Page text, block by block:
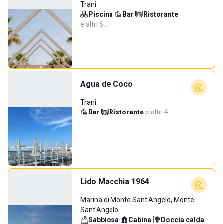
Trani
Piscina· Bar· Ristorante·
e altri 6…
Agua de Coco
Trani
Bar· Ristorante·e altri 4…
Lido Macchia 1964
Marina di Monte Sant'Angelo, Monte
Sant'Angelo
Sabbiosa· Cabine· Doccia calda·